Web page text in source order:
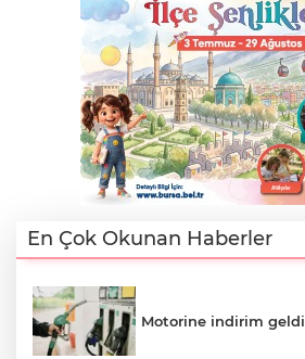
En Çok Okunan Haberler
Motorine indirim geldi